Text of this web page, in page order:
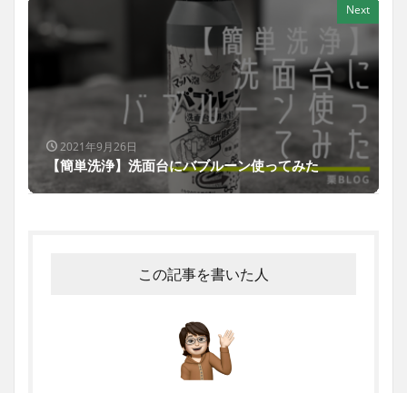
Next
2021年9月26日
【簡単洗浄】洗面台にバブルーン使ってみた
この記事を書いた人